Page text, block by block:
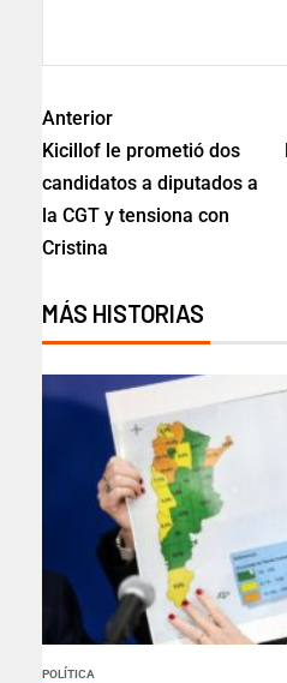
Anterior
Kicillof le prometió dos
candidatos a diputados a
la CGT y tensiona con
Cristina
MÁS HISTORIAS
POLÍTICA